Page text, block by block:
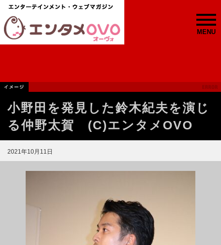
MENU
小野田を発見した鈴木紀夫を演じ
る仲野太賀 (C)エンタメOVO
2021年10月11日